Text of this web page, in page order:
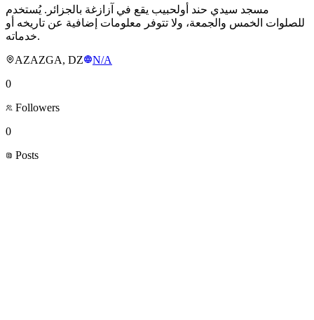
مسجد سيدي حند أولحبيب يقع في آزازغة بالجزائر. يُستخدم
للصلوات الخمس والجمعة، ولا تتوفر معلومات إضافية عن تاريخه أو
خدماته.
AZAZGA, DZ
N/A
0
Followers
0
Posts